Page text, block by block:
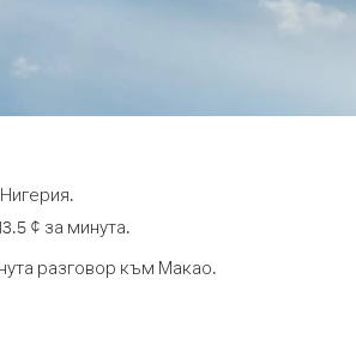
¢ за минута.
разговор към Макао.